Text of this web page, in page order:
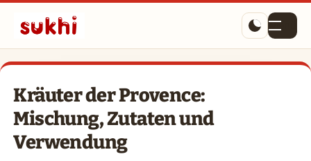
Menü
Kräuter der Provence:
Mischung, Zutaten und
Verwendung